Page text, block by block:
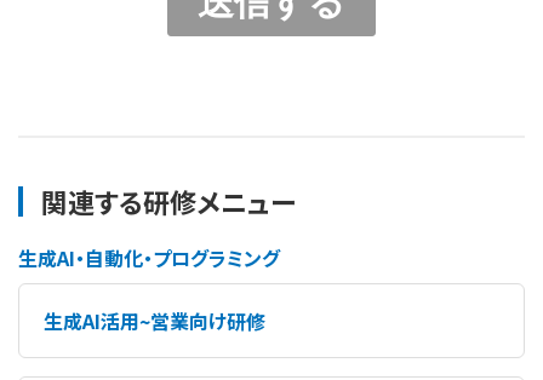
関連する研修メニュー
生成AI・自動化・プログラミング
生成AI活用~営業向け研修